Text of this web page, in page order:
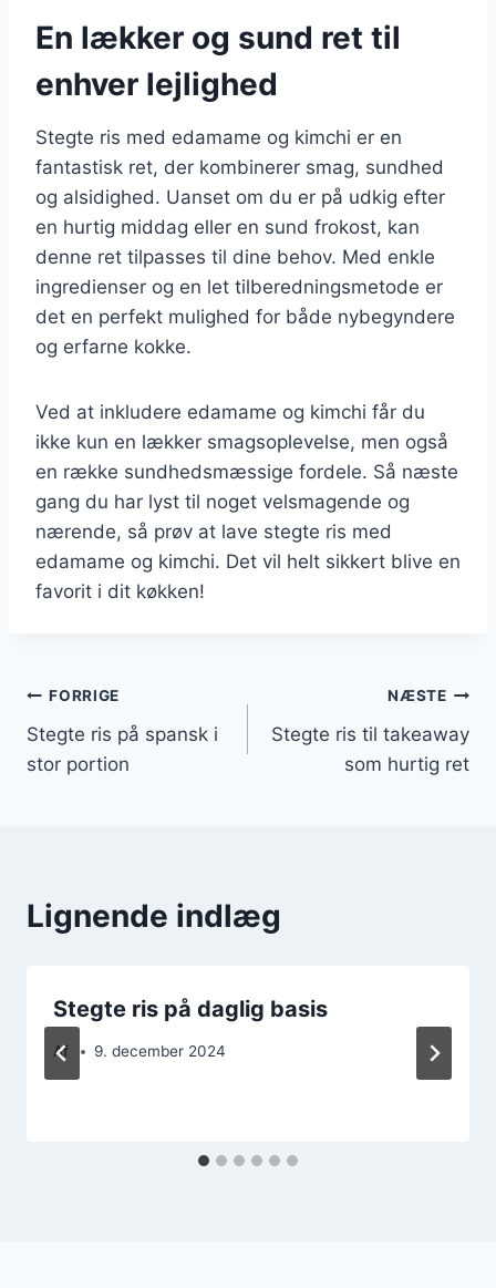
En lækker og sund ret til
enhver lejlighed
Stegte ris med edamame og kimchi er en
fantastisk ret, der kombinerer smag, sundhed
og alsidighed. Uanset om du er på udkig efter
en hurtig middag eller en sund frokost, kan
denne ret tilpasses til dine behov. Med enkle
ingredienser og en let tilberedningsmetode er
det en perfekt mulighed for både nybegyndere
og erfarne kokke.
Ved at inkludere edamame og kimchi får du
ikke kun en lækker smagsoplevelse, men også
en række sundhedsmæssige fordele. Så næste
gang du har lyst til noget velsmagende og
nærende, så prøv at lave stegte ris med
edamame og kimchi. Det vil helt sikkert blive en
favorit i dit køkken!
Indlægsnavigation
FORRIGE
Stegte ris på spansk i
stor portion
NÆSTE
Stegte ris til takeaway
som hurtig ret
Lignende indlæg
Stegte ris på daglig basis
Af 9. december 2024